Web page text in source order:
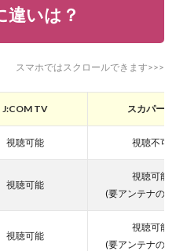
違いは？
スマホではスクロールできます>>>
J:COM TV スカパー！
視聴可能 視聴不可
視聴可能
視聴可能
(要アンテナの
視聴可能
視聴可能
(要アンテナの